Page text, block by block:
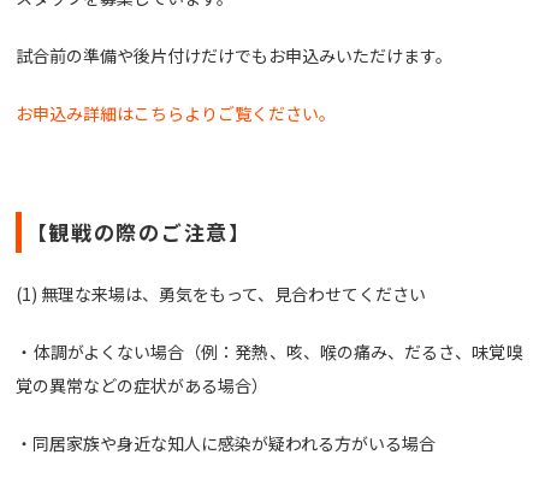
試合前の準備や後片付けだけでもお申込みいただけます。
お申込み詳細はこちらよりご覧ください。
【観戦の際のご注意】
(1) 無理な来場は、勇気をもって、見合わせてください
・体調がよくない場合（例：発熱、咳、喉の痛み、だるさ、味覚嗅
覚の異常などの症状がある場合）
・同居家族や身近な知人に感染が疑われる方がいる場合